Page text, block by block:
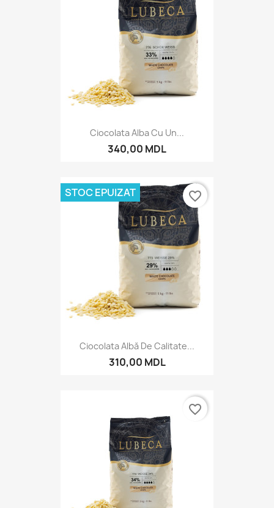
Ciocolata Alba Cu Un...
340,00 MDL
Ciocolata Albă De Calitate...
310,00 MDL
STOC EPUIZAT favorite_border
favorite_border